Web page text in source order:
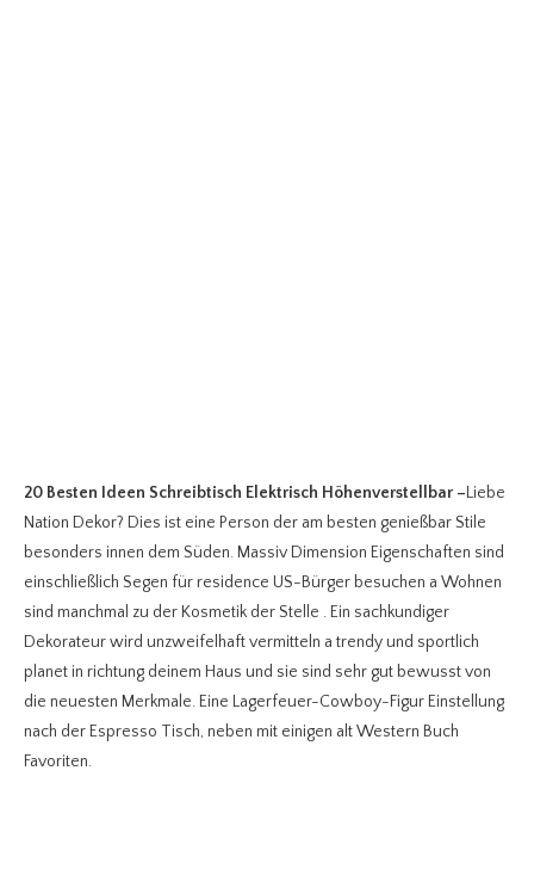
20 Besten Ideen Schreibtisch Elektrisch Höhenverstellbar –Liebe
Nation Dekor? Dies ist eine Person der am besten genießbar Stile
besonders innen dem Süden. Massiv Dimension Eigenschaften sind
einschließlich Segen für residence US-Bürger besuchen a Wohnen
sind manchmal zu der Kosmetik der Stelle . Ein sachkundiger
Dekorateur wird unzweifelhaft vermitteln a trendy und sportlich
planet in richtung deinem Haus und sie sind sehr gut bewusst von
die neuesten Merkmale. Eine Lagerfeuer-Cowboy-Figur Einstellung
nach der Espresso Tisch, neben mit einigen alt Western Buch
Favoriten.